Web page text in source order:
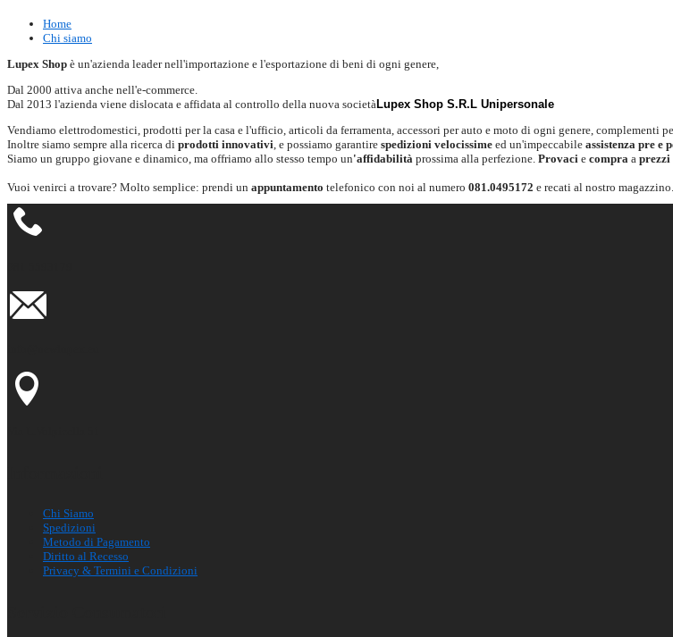
Home
Chi siamo
Lupex Shop è un'azienda leader nell'importazione e l'esportazione di beni di ogni genere,
Dal 2000 attiva anche nell'e-commerce.
Dal 2013 l'azienda viene dislocata e affidata al controllo della nuova societàLupex Shop S.R.L Unipersonale
Vendiamo elettrodomestici, prodotti per la casa e l'ufficio, articoli da ferramenta, accessori per auto e moto di ogni genere, complementi
Inoltre siamo sempre alla ricerca di prodotti innovativi, e possiamo garantire spedizioni velocissime ed un'impeccabile assistenza pre e
Siamo un gruppo giovane e dinamico, ma offriamo allo stesso tempo un'affidabilità prossima alla perfezione. Provaci e compra a prezzi
Vuoi venirci a trovare? Molto semplice: prendi un appuntamento telefonico con noi al numero 081.0495172 e recati al nostro
Chi Siamo
Spedizioni
Metodo di Pagamento
Diritto al Recesso
Privacy & Termini e Condizioni